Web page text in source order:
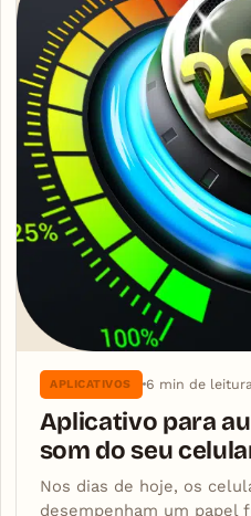
APLICATIVOS 6 min de
Aplicativo para
som do seu
Nos dias de hoje, os
desempenham um papel